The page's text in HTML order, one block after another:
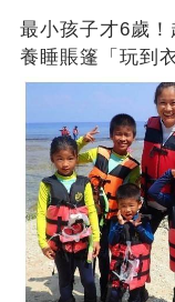
最小孩子才6歲
養睡賬篷「玩到